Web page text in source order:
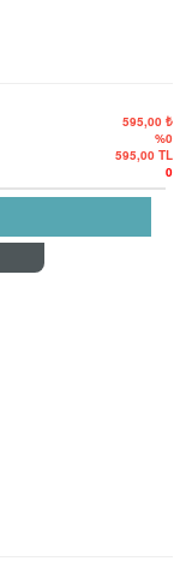
595,00 ₺
%0
595,00 TL
0